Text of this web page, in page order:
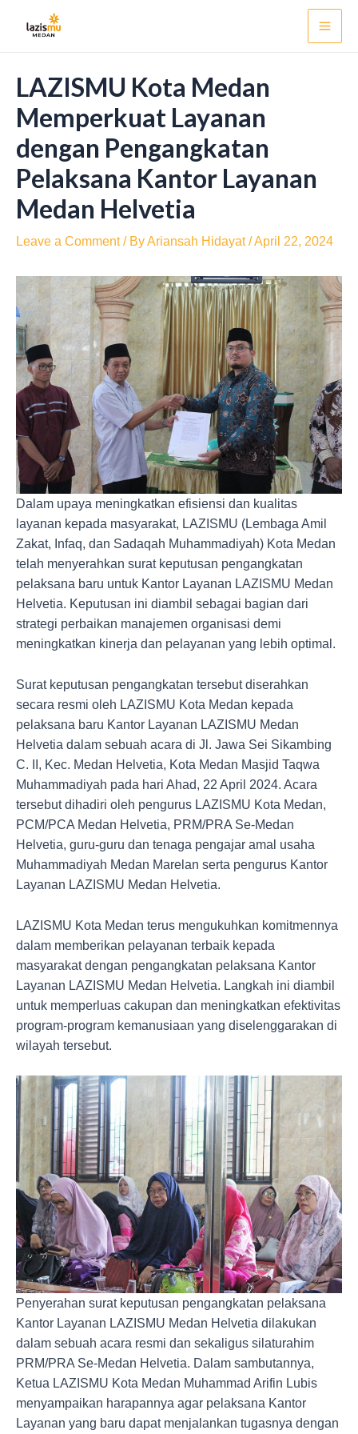
LAZISMU Kota Medan
Memperkuat Layanan
dengan Pengangkatan
Pelaksana Kantor Layanan
Medan Helvetia
Leave a Comment / ByAriansah Hidayat/April 22, 2024
Dalam upaya meningkatkan efisiensi dan kualitas
layanan kepada masyarakat, LAZISMU (Lembaga Amil
Zakat, Infaq, dan Sadaqah Muhammadiyah) Kota Medan
telah menyerahkan surat keputusan pengangkatan
pelaksana baru untuk Kantor Layanan LAZISMU Medan
Helvetia. Keputusan ini diambil sebagai bagian dari
strategi perbaikan manajemen organisasi demi
meningkatkan kinerja dan pelayanan yang lebih optimal.
Surat keputusan pengangkatan tersebut diserahkan
secara resmi oleh LAZISMU Kota Medan kepada
pelaksana baru Kantor Layanan LAZISMU Medan
Helvetia dalam sebuah acara di Jl. Jawa Sei Sikambing
C. II, Kec. Medan Helvetia, Kota Medan Masjid Taqwa
Muhammadiyah pada hari Ahad, 22 April 2024. Acara
tersebut dihadiri oleh pengurus LAZISMU Kota Medan,
PCM/PCA Medan Helvetia, PRM/PRA Se-Medan
Helvetia, guru-guru dan tenaga pengajar amal usaha
Muhammadiyah Medan Marelan serta pengurus Kantor
Layanan LAZISMU Medan Helvetia.
LAZISMU Kota Medan terus mengukuhkan komitmennya
dalam memberikan pelayanan terbaik kepada
masyarakat dengan pengangkatan pelaksana Kantor
Layanan LAZISMU Medan Helvetia. Langkah ini diambil
untuk memperluas cakupan dan meningkatkan efektivitas
program-program kemanusiaan yang diselenggarakan di
wilayah tersebut.
Penyerahan surat keputusan pengangkatan pelaksana
Kantor Layanan LAZISMU Medan Helvetia dilakukan
dalam sebuah acara resmi dan sekaligus silaturahim
PRM/PRA Se-Medan Helvetia. Dalam sambutannya,
Ketua LAZISMU Kota Medan Muhammad Arifin Lubis
menyampaikan harapannya agar pelaksana Kantor
Layanan yang baru dapat menjalankan tugasnya dengan
navigation